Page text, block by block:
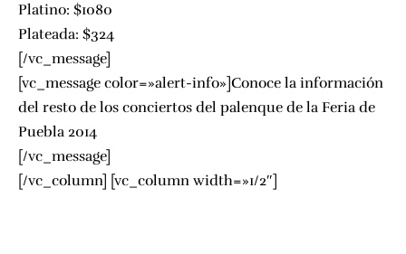
Platino: $1080
Plateada: $324
[/vc_message]
[vc_message color=»alert-info»]Conoce la información
del resto de los conciertos del palenque de la Feria de
Puebla 2014
[/vc_message]
[/vc_column] [vc_column width=»1/2″]